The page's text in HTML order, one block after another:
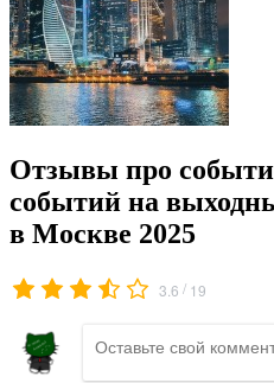
Отзывы про
событий на
в Москве 2025
3.6 / 19